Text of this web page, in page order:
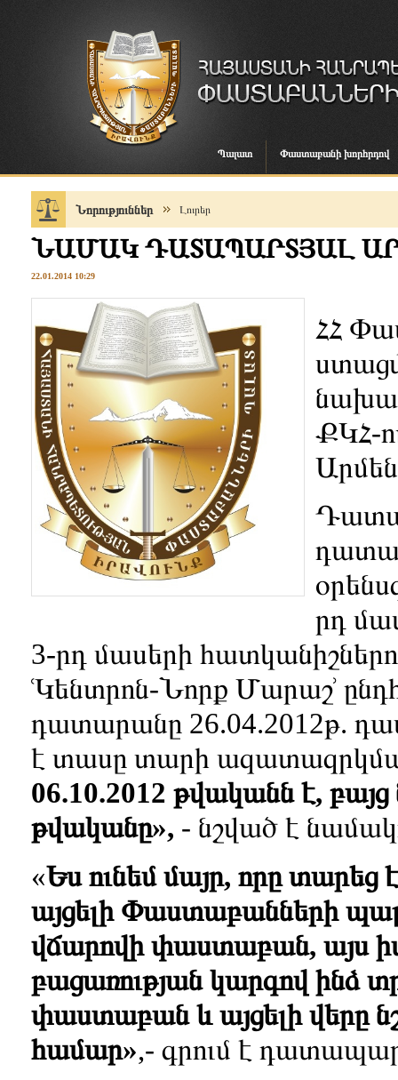
Պալատ Փաստաբանի խորհրդով
Նորություններ Լուրեր
ՆԱՄԱԿ ԴԱՏԱՊԱՐՏՅԱԼ
22.01.2014 10:29
ՀՀ
ՔԿՀ-
րդ
3-րդ մասերի
ՙԿենտրոն-Նորք Մարաշ՚
դատարանը 26.04.2012թ.
է տասը տարի
06.10.2012 թվականն է, բայց
թվականը», - նշված է
«Ես ունեմ մայր, որը տարեց
այցելի Փաստաբանների
վճարովի փաստաբան, այս
բացառության կարգով ինձ
փաստաբան և այցելի վերը
համար»,- գրում է